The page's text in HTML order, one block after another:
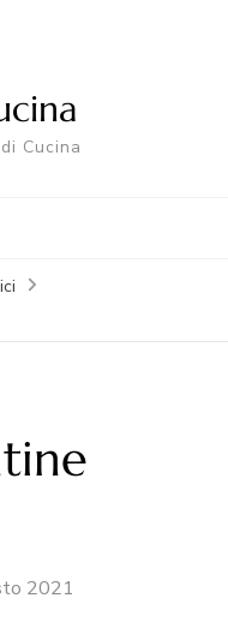
Cucina
2021